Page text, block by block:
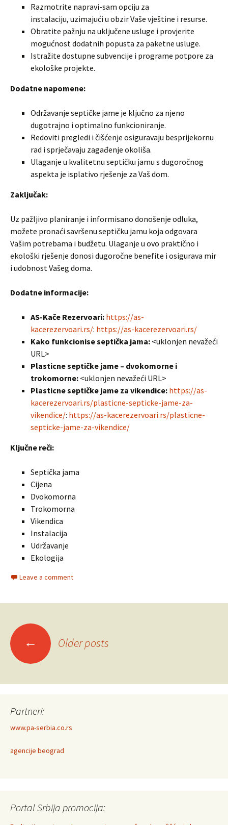
Razmotrite napravi-sam opciju za
instalaciju, uzimajući u obzir Vaše vještine i resurse.
Obratite pažnju na uključene usluge i provjerite
mogućnost dodatnih popusta za paketne usluge.
Istražite dostupne subvencije i programe potpore za
ekološke projekte.
Dodatne napomene:
Održavanje septičke jame je ključno za njeno
dugotrajno i optimalno funkcioniranje.
Redoviti pregledi i čišćenje osiguravaju besprijekornu
rad i sprječavaju zagađenje okoliša.
Ulaganje u kvalitetnu septičku jamu s dugoročnog
aspekta je isplativo rješenje za Vaš dom.
Zaključak:
Uz pažljivo planiranje i informisano donošenje odluka,
možete pronaći savršenu septičku jamu koja odgovara
Vašim potrebama i budžetu. Ulaganje u ovo praktično i
ekološki rješenje donosi dugoročne benefite i osigurava mir
i udobnost Vašeg doma.
Dodatne informacije:
AS-Kače Rezervoari: https://as-
kacerezervoari.rs/: https://as-kacerezervoari.rs/
Kako funkcionise septička jama: <uklonjen nevažeći
URL>
Plasticne septičke jame – dvokomorne i
trokomorne: <uklonjen nevažeći URL>
Plasticne septičke jame za vikendice: https://as-
kacerezervoari.rs/plasticne-septicke-jame-za-
vikendice/: https://as-kacerezervoari.rs/plasticne-
septicke-jame-za-vikendice/
Ključne reči:
Septička jama
Cijena
Dvokomorna
Trokomorna
Vikendica
Instalacija
Udržavanje
Ekologija
Leave a comment
Posts
navigation
← Older posts
Partneri:
www.pa-serbia.co.rs
agencije beograd
Portal Srbija promocija: